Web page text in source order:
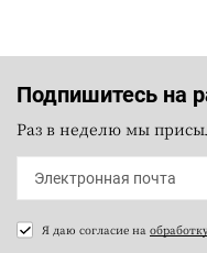
Подпишитесь на
Раз в неделю мы
Я даю согласие на